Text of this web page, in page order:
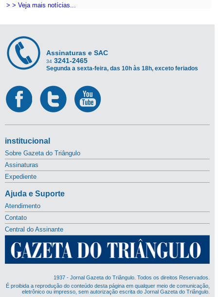
> > Veja mais notícias...
Assinaturas e SAC
34 3241-2465
Segunda a sexta-feira, das 10h às 18h, exceto feriados
institucional
Sobre Gazeta do Triângulo
Assinaturas
Expediente
Ajuda e Suporte
Atendimento
Contato
Central do Assinante
1937 - Jornal Gazeta do Triângulo. Todos os direitos Reservados.
É proibida a reprodução do conteúdo desta página em qualquer meio de comunicação,
eletrônico ou impresso, sem autorização escrita do Jornal Gazeta do Triângulo.